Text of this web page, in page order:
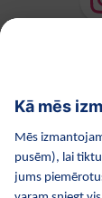
HiPP